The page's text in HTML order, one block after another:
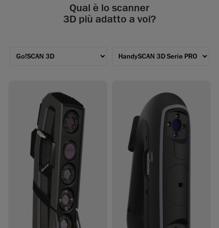
Qual è lo scanner
3D più adatto a voi?